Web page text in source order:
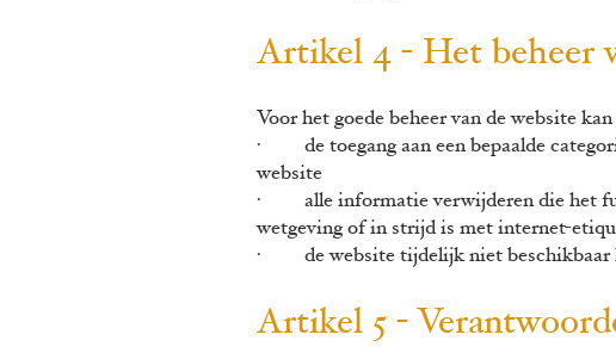
Artikel 4 - Het beheer
Voor het goede beheer van de website
· de toegang aan een bepaalde
website
· alle informatie verwijderen die het
wetgeving of in strijd is met internet-
· de website tijdelijk niet beschikbaar
Artikel 5 -